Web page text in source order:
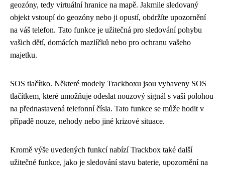
geozóny, tedy virtuální hranice na mapě. Jakmile sledovaný
objekt vstoupí do geozóny nebo ji opustí, obdržíte upozornění
na váš telefon. Tato funkce je užitečná pro sledování pohybu
vašich dětí, domácích mazlíčků nebo pro ochranu vašeho
majetku.
SOS tlačítko. Některé modely Trackboxu jsou vybaveny SOS
tlačítkem, které umožňuje odeslat nouzový signál s vaší polohou
na přednastavená telefonní čísla. Tato funkce se může hodit v
případě nouze, nehody nebo jiné krizové situace.
Kromě výše uvedených funkcí nabízí Trackbox také další
užitečné funkce, jako je sledování stavu baterie, upozornění na